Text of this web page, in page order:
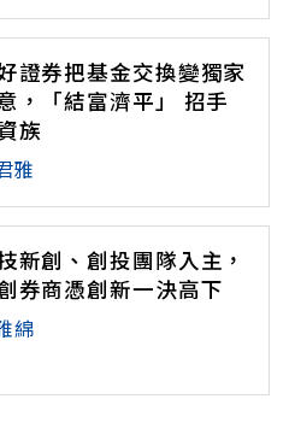
證券把基金交換變獨家
，「結富濟平」 招手
族
雅
新創、創投團隊入主，
券商憑創新一決高下
綿